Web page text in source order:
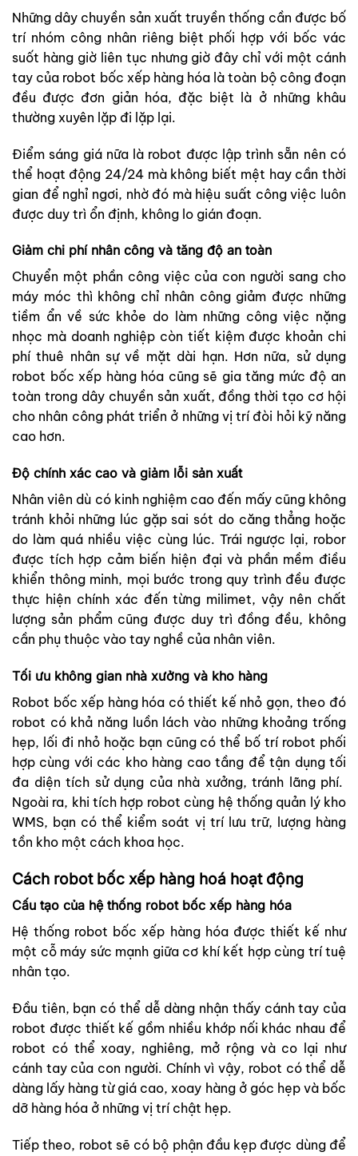
Những dây chuyền sản xuất truyền thống cần được bố
trí nhóm công nhân riêng biệt phối hợp với bốc vác
suốt hàng giờ liên tục nhưng giờ đây chỉ với một cánh
tay của robot bốc xếp hàng hóa là toàn bộ công đoạn
đều được đơn giản hóa, đặc biệt là ở những khâu
thường xuyên lặp đi lặp lại.
Điểm sáng giá nữa là robot được lập trình sẵn nên có
thể hoạt động 24/24 mà không biết mệt hay cần thời
gian để nghỉ ngơi, nhờ đó mà hiệu suất công việc luôn
được duy trì ổn định, không lo gián đoạn.
Giảm chi phí nhân công và tăng độ an toàn
Chuyển một phần công việc của con người sang cho
máy móc thì không chỉ nhân công giảm được những
tiềm ẩn về sức khỏe do làm những công việc nặng
nhọc mà doanh nghiệp còn tiết kiệm được khoản chi
phí thuê nhân sự về mặt dài hạn. Hơn nữa, sử dụng
robot bốc xếp hàng hóa cũng sẽ gia tăng mức độ an
toàn trong dây chuyền sản xuất, đồng thời tạo cơ hội
cho nhân công phát triển ở những vị trí đòi hỏi kỹ năng
cao hơn.
Độ chính xác cao và giảm lỗi sản xuất
Nhân viên dù có kinh nghiệm cao đến mấy cũng không
tránh khỏi những lúc gặp sai sót do căng thẳng hoặc
do làm quá nhiều việc cùng lúc. Trái ngược lại, robor
được tích hợp cảm biến hiện đại và phần mềm điều
khiển thông minh, mọi bước trong quy trình đều được
thực hiện chính xác đến từng milimet, vậy nên chất
lượng sản phẩm cũng được duy trì đồng đều, không
cần phụ thuộc vào tay nghề của nhân viên.
Tối ưu không gian nhà xưởng và kho hàng
Robot bốc xếp hàng hóa có thiết kế nhỏ gọn, theo đó
robot có khả năng luồn lách vào những khoảng trống
hẹp, lối đi nhỏ hoặc bạn cũng có thể bố trí robot phối
hợp cùng với các kho hàng cao tầng để tận dụng tối
đa diện tích sử dụng của nhà xưởng, tránh lãng phí.
Ngoài ra, khi tích hợp robot cùng hệ thống quản lý kho
WMS, bạn có thể kiểm soát vị trí lưu trữ, lượng hàng
tồn kho một cách khoa học.
Cách robot bốc xếp hàng hoá hoạt động
Cấu tạo của hệ thống robot bốc xếp hàng hóa
Hệ thống robot bốc xếp hàng hóa được thiết kế như
một cỗ máy sức mạnh giữa cơ khí kết hợp cùng trí tuệ
nhân tạo.
Đầu tiên, bạn có thể dễ dàng nhận thấy cánh tay của
robot được thiết kế gồm nhiều khớp nối khác nhau để
robot có thể xoay, nghiêng, mở rộng và co lại như
cánh tay của con người. Chính vì vậy, robot có thể dễ
dàng lấy hàng từ giá cao, xoay hàng ở góc hẹp và bốc
dỡ hàng hóa ở những vị trí chật hẹp.
Tiếp theo, robot sẽ có bộ phận đầu kẹp được dùng để